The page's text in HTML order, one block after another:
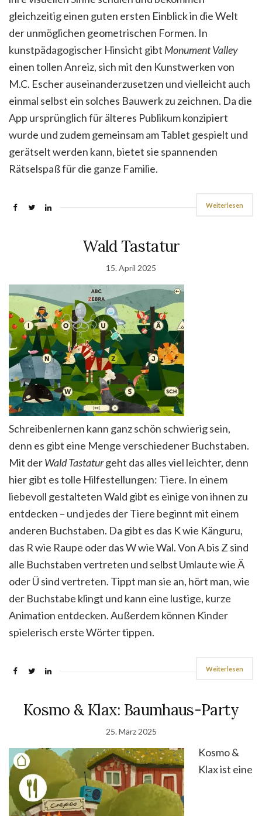
gleichzeitig einen guten ersten Einblick in die Welt
der unmöglichen geometrischen Formen. In
kunstpädagogischer Hinsicht gibt Monument Valley
einen tollen Anreiz, sich mit den Kunstwerken von
M.C. Escher auseinanderzusetzen und vielleicht auch
einmal selbst ein solches Bauwerk zu zeichnen. Da die
App ursprünglich für älteres Publikum konzipiert
wurde und zudem gemeinsam am Tablet gespielt und
gerätselt werden kann, bietet sie spannenden
Rätselspaß für die ganze Familie.
Weiterlesen
Wald Tastatur
15. April 2025
Schreibenlernen kann ganz schön schwierig sein,
denn es gibt eine Menge verschiedener Buchstaben.
Mit derWald Tastaturgeht das alles viel leichter, denn
hier gibt es tolle Hilfestellungen: Tiere. In einem
liebevoll gestalteten Wald gibt es einige von ihnen zu
entdecken – und jedes der Tiere beginnt mit einem
anderen Buchstaben. Da gibt es das K wie Känguru,
das R wie Raupe oder das W wie Wal. Von A bis Z sind
alle Buchstaben vertreten und selbst Umlaute wie Ä
oder Ü sind vertreten. Tippt man sie an, hört man, wie
der Buchstabe klingt und kann eine lustige, kurze
Animation entdecken. Außerdem können Kinder
spielerisch erste Wörter tippen.
Weiterlesen
Kosmo & Klax: Baumhaus-Party
25. März 2025
Kosmo &
Klax ist eine